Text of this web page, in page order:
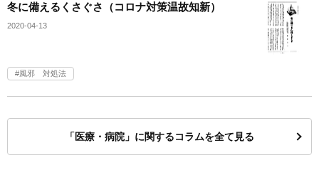
冬に備えるくさぐさ（コロナ対策温故知新）
2020-04-13
風邪 対処法
「医療・病院」に関するコラムを全て見る